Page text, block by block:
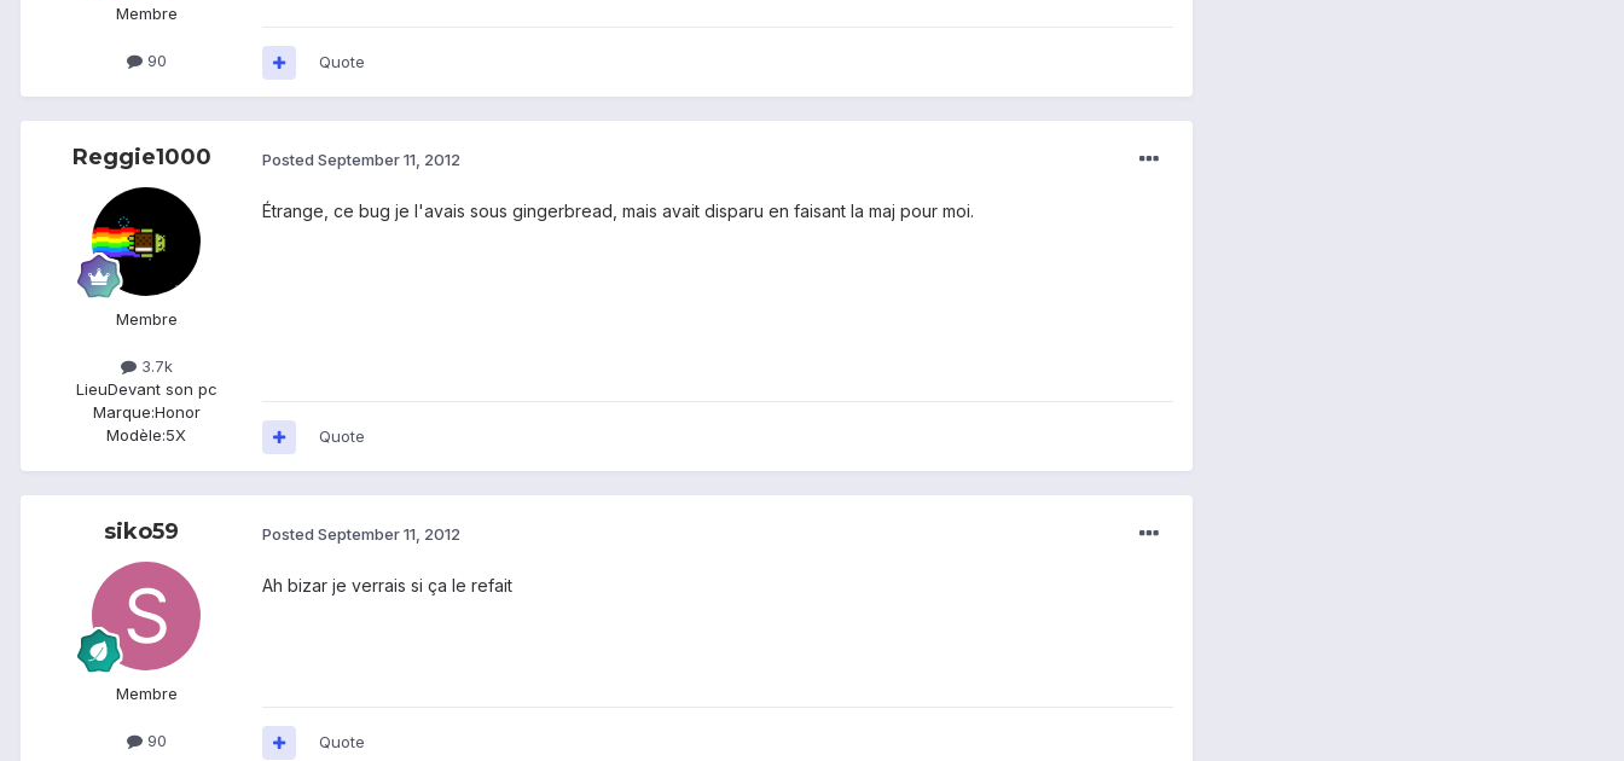
Membre
90 Quote
Reggie1000
Membre
3.7k
LieuDevant son pc
Marque:Honor
Modèle:5X
Posted September 11, 2012
Étrange, ce bug je l'avais sous gingerbread, mais avait disparu en faisant la maj pour moi.
Quote
siko59
Membre
90
Posted September 11, 2012
Ah bizar je verrais si ça le refait
Quote